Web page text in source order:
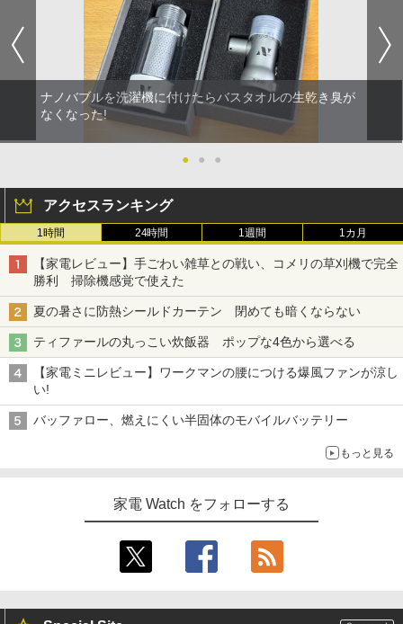
ナノバブルを洗濯機に付けたらバスタオルの生乾き臭が
なくなった!
● ● ●
アクセスランキング
1時間 24時間 1週間 1カ月
【家電レビュー】手ごわい雑草との戦い、コメリの草刈機で完全
勝利 掃除機感覚で使えた
夏の暑さに防熱シールドカーテン 閉めても暗くならない
ティファールの丸っこい炊飯器 ポップな4色から選べる
【家電ミニレビュー】ワークマンの腰につける爆風ファンが涼し
い!
バッファロー、燃えにくい半固体のモバイルバッテリー
もっと見る
家電 Watch をフォローする